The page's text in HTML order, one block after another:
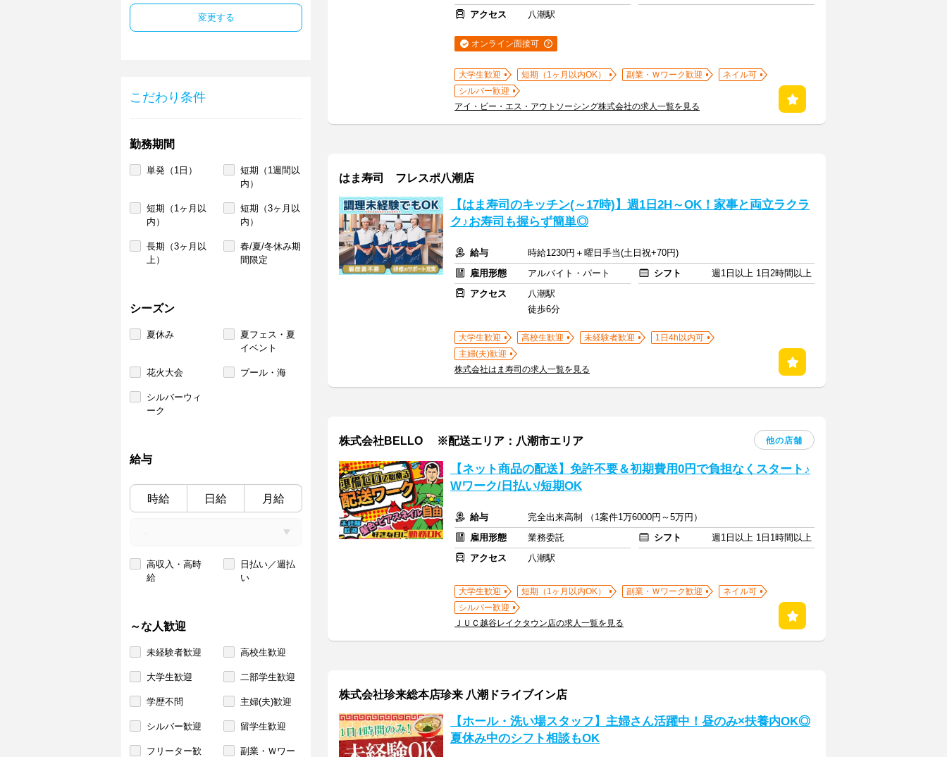
変更する
こだわり条件
勤務期間
単発（1日）
短期（1週間以
内）
短期（1ヶ月以
内）
短期（3ヶ月以
内）
長期（3ヶ月以
上）
春/夏/冬休み期
間限定
シーズン
夏休み
夏フェス・夏
イベント
花火大会 プール・海
シルバーウィ
ーク
給与
時給 日給 月給
高収入・高時
給
日払い／週払
い
～な人歓迎
未経験者歓迎 高校生歓迎
大学生歓迎 二部学生歓迎
学歴不問 主婦(夫)歓迎
シルバー歓迎 留学生歓迎
フリーター歓
副業・Ｗワー
アクセス
八潮駅
オンライン面接可
大学生歓迎 短期（1ヶ月以内OK） 副業・Ｗワーク歓迎
ネイル可
シルバー歓迎
アイ・ビー・エス・アウトソーシング株式会社の求人一覧を見る
はま寿司 フレスポ八潮店
【はま寿司のキッチン(～17時)】週1日2H～OK！家事と両立ラクラ
ク♪お寿司も握らず簡単◎
給与
時給1230円＋曜日手当(土日祝+70円)
雇用形態
アルバイト・パート シフト
週1日以上 1日2時間以上
アクセス
八潮駅
徒歩6分
大学生歓迎 高校生歓迎 未経験者歓迎
1日4h以内可
主婦(夫)歓迎
株式会社はま寿司の求人一覧を見る
株式会社BELLO ※配送エリア：八潮市エリア 他の店舗
【ネット商品の配送】免許不要＆初期費用0円で負担なくスタート♪
Wワーク/日払い/短期OK
給与
完全出来高制 （1案件1万6000円～5万円）
雇用形態
業務委託 シフト
週1日以上 1日1時間以上
アクセス
八潮駅
大学生歓迎 短期（1ヶ月以内OK） 副業・Ｗワーク歓迎
ネイル可
シルバー歓迎
ＪＵＣ越谷レイクタウン店の求人一覧を見る
株式会社珍来総本店珍来 八潮ドライブイン店
【ホール・洗い場スタッフ】主婦さん活躍中！昼のみ×扶養内OK◎
夏休み中のシフト相談もOK